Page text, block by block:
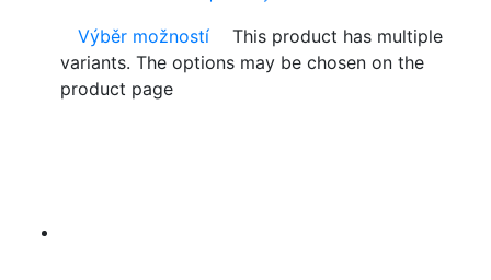
Výběr možností
This product has multiple
variants. The options may be chosen on the
product page